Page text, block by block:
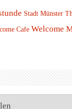
Stadt Münster
Cafe Welcome